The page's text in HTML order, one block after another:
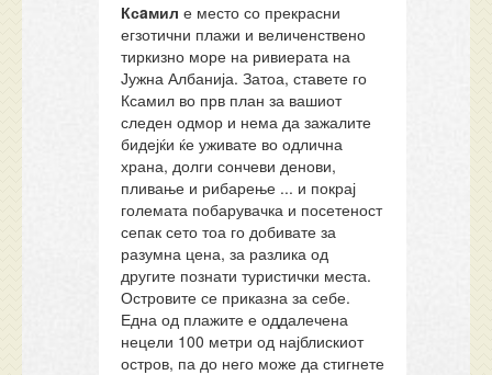
Ксaмил е место со прекрасни
егзотични плажи и величенствено
тиркизно море на ривиерата на
Јужна Албанија. Затоа, ставете го
Ксамил во прв план за вашиот
следен одмор и нема да зажалите
бидејќи ќе уживате во одлична
храна, долги сончеви денови,
пливање и рибарење ... и покрај
големата побарувачка и посетеност
сепак сето тоа го добивате за
разумна цена, за разлика од
другите познати туристички места.
Островите се приказна за себе.
Една од плажите е оддалечена
нецели 100 метри од најблискиот
остров, па до него може да стигнете